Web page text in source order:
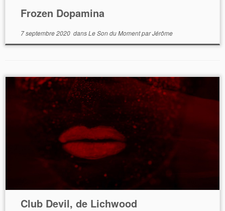
Frozen Dopamina
7 septembre 2020dansLe Son du MomentparJérôme
Club Devil, de Lichwood